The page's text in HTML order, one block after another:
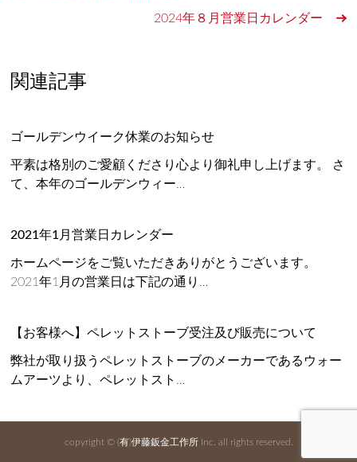
2024年８月営業日カレンダー
関連記事
ゴールデンウイーク休業のお知らせ
平素は格別のご愛顧くださり心より御礼申し上げます。 さ
て、本年のゴールデンウィー…
2021年1月営業日カレンダー
ホームページをご覧いただきありがとうございます。
2021年1月の営業日は下記の通り…
【お客様へ】ペレットストーブ受注及び販売について
弊社が取り扱うペレットストーブのメーカーであるウォー
ムアーツより、ペレットスト…
copyright © (有)伊藤鈑金工作所Inc. all rights reserved.